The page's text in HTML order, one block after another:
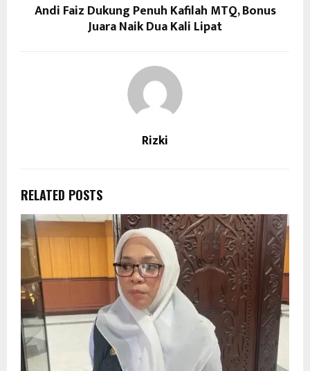
Andi Faiz Dukung Penuh Kafilah MTQ, Bonus
Juara Naik Dua Kali Lipat
Rizki
RELATED POSTS